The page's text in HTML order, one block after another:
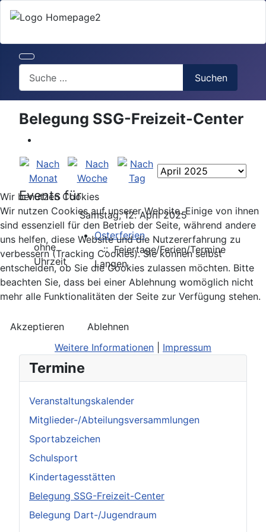
Suchen
Termine
Veranstaltungskalender
Mitglieder-/Abteilungsversammlungen
Sportabzeichen
Schulsport
Kindertagesstätten
Belegung SSG-Freizeit-Center
Belegung Dart-/Jugendraum
Belegung SSG-Freizeit-Center
Events für
Samstag, 12. April 2025
ohne
Uhrzeit
Osterferien
:: Feiertage/Ferien/Termine
Langen
Wir benutzen Cookies
Wir nutzen Cookies auf unserer Website. Einige von ihnen
sind essenziell für den Betrieb der Seite, während andere
uns helfen, diese Website und die Nutzererfahrung zu
verbessern (Tracking Cookies). Sie können selbst
entscheiden, ob Sie die Cookies zulassen möchten. Bitte
beachten Sie, dass bei einer Ablehnung womöglich nicht
mehr alle Funktionalitäten der Seite zur Verfügung stehen.
Akzeptieren
Ablehnen
Weitere Informationen
Impressum